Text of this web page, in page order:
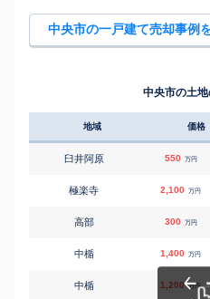
中央市の一戸建て売却事例
中央市の土
地域 価格
臼井阿原 550 万円
極楽寺 2,100 万円
高部 300 万円
中楯 1,400 万円
中楯 1,200 万円